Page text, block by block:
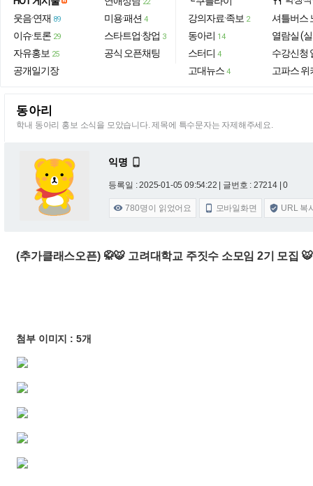
웃음·연재 89
이슈·토론 29
자유홍보 25
공개일기장
미용·패션 4
스타트업·창업 3
공식 오픈채팅
강의자료·족보 2
동아리 14
스터디 4
고대뉴스 4
셔틀버스
열람실 (
수강신청
고파스 위
동아리
학내 동아리 홍보 소식을 모았습니다. 제목에 특수문자는 자제해주세요.
익명 
등록일 : 2025-01-05 09:54:22 | 글번호 : 27214 | 0
 780명이 읽었어요  모바일화면  URL 복
(추가클래스오픈) 🥋🐯 고려대학교 주짓수 소모임 2기 모집
첨부 이미지 : 5개